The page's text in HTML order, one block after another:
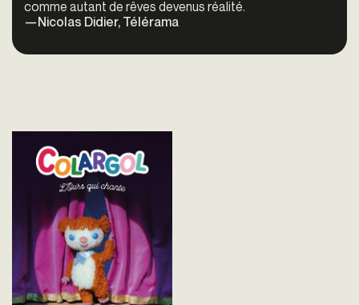
comme autant de rêves devenus réalité.
—Nicolas Didier, Télérama